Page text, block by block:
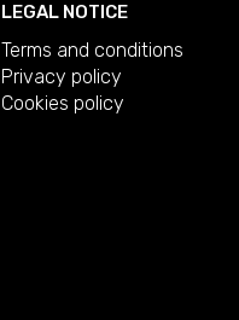
LEGAL NOTICE
Terms and conditions
Privacy policy
Cookies policy